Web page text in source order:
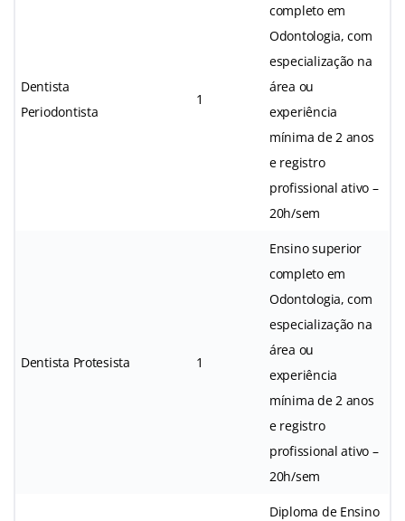
Dentista
Periodontista
1
completo em
Odontologia, com
especialização na
área ou
experiência
mínima de 2 anos
e registro
profissional ativo –
20h/sem
Dentista Protesista 1
Ensino superior
completo em
Odontologia, com
especialização na
área ou
experiência
mínima de 2 anos
e registro
profissional ativo –
20h/sem
Diploma de Ensino